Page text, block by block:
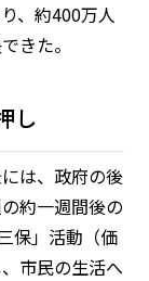
、約400万人
きた。
し
は、政府の後
約一週間後の
保」活動（価
市民の生活へ